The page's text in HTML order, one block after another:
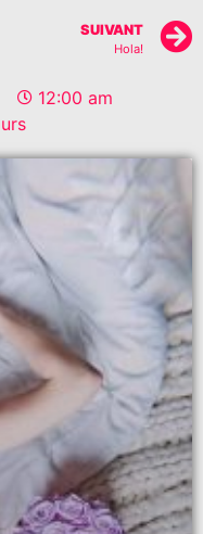
SUIVANT
Hola!
12:00 am